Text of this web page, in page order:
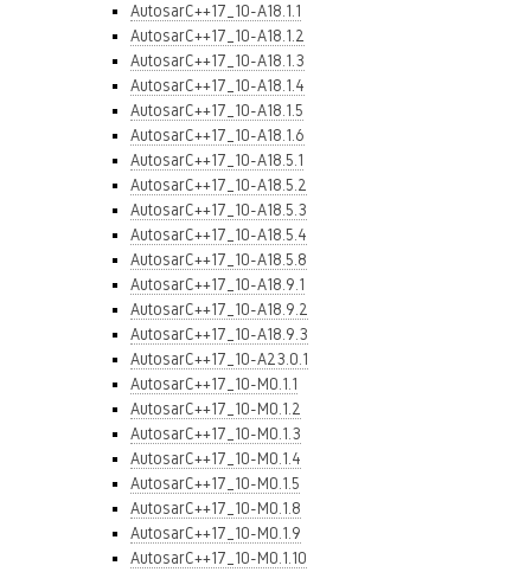
AutosarC++17_10-A18.1.1
AutosarC++17_10-A18.1.2
AutosarC++17_10-A18.1.3
AutosarC++17_10-A18.1.4
AutosarC++17_10-A18.1.5
AutosarC++17_10-A18.1.6
AutosarC++17_10-A18.5.1
AutosarC++17_10-A18.5.2
AutosarC++17_10-A18.5.3
AutosarC++17_10-A18.5.4
AutosarC++17_10-A18.5.8
AutosarC++17_10-A18.9.1
AutosarC++17_10-A18.9.2
AutosarC++17_10-A18.9.3
AutosarC++17_10-A23.0.1
AutosarC++17_10-M0.1.1
AutosarC++17_10-M0.1.2
AutosarC++17_10-M0.1.3
AutosarC++17_10-M0.1.4
AutosarC++17_10-M0.1.5
AutosarC++17_10-M0.1.8
AutosarC++17_10-M0.1.9
AutosarC++17_10-M0.1.10